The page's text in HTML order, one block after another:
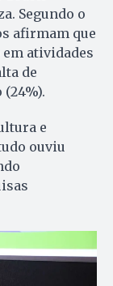
Segundo o
afirmam que
atividades
de
e
ouviu